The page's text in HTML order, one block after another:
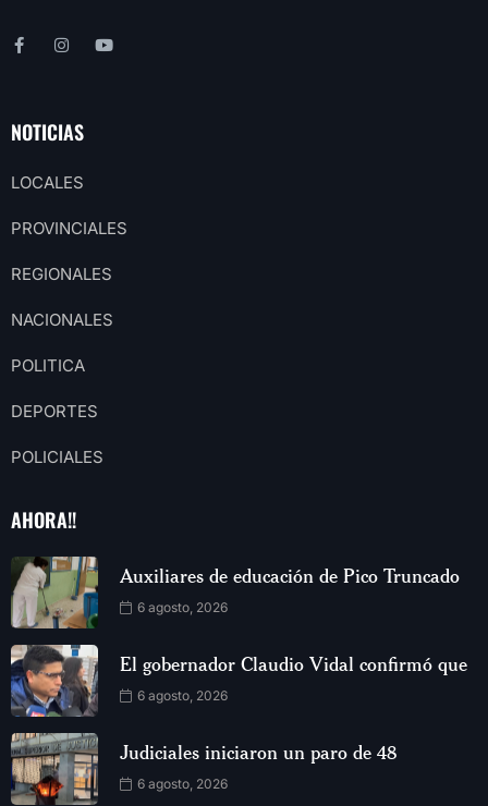
NOTICIAS
LOCALES
PROVINCIALES
REGIONALES
NACIONALES
POLITICA
DEPORTES
POLICIALES
AHORA!!
Auxiliares de educación de Pico Truncado
6 agosto, 2026
El gobernador Claudio Vidal confirmó que
6 agosto, 2026
Judiciales iniciaron un paro de 48
6 agosto, 2026